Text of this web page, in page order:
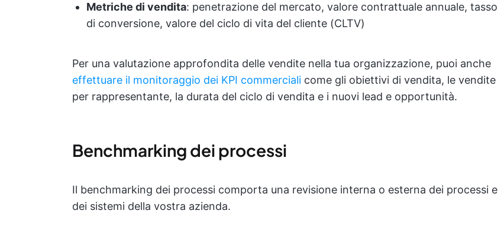
Metriche di vendita: penetrazione del mercato, valore contrattuale annuale, tasso
di conversione, valore del ciclo di vita del cliente (CLTV)
Per una valutazione approfondita delle vendite nella tua organizzazione, puoi anche
effettuare il monitoraggio dei KPI commerciali come gli obiettivi di vendita, le vendite
per rappresentante, la durata del ciclo di vendita e i nuovi lead e opportunità.
Benchmarking dei processi
Il benchmarking dei processi comporta una revisione interna o esterna dei processi e
dei sistemi della vostra azienda.